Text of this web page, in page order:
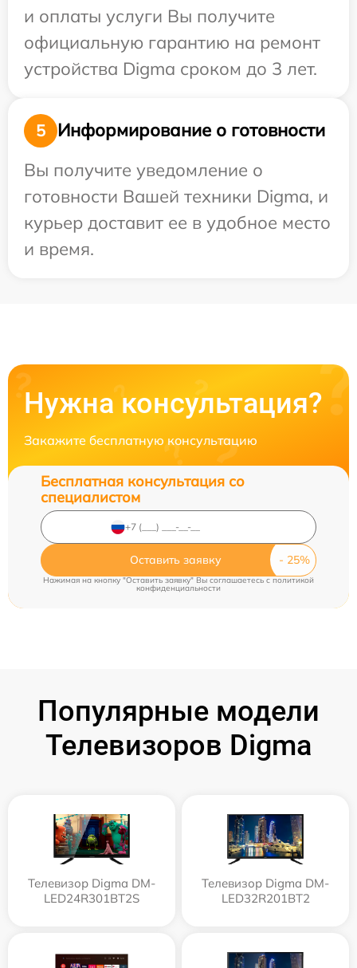
и оплаты услуги Вы получите
официальную гарантию на ремонт
устройства Digma сроком до 3 лет.
5
Информирование о готовности
Вы получите уведомление о
готовности Вашей техники Digma, и
курьер доставит ее в удобное место
и время.
Нужна консультация?
Закажите бесплатную консультацию
Бесплатная консультация со
специалистом
Оставить заявку
Нажимая на кнопку "Оставить заявку" Вы соглашаетесь cполитикой
конфиденциальности
Популярные модели
Телевизоров Digma
Телевизор Digma DM-
LED24R301BT2S
Телевизор Digma DM-
LED32R201BT2